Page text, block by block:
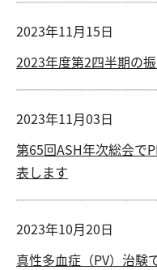
2023年11月15日
2023年度第2四半期の
2023年11月03日
第65回ASH年次総会で
表します
2023年10月20日
真性多血症（PV）治験